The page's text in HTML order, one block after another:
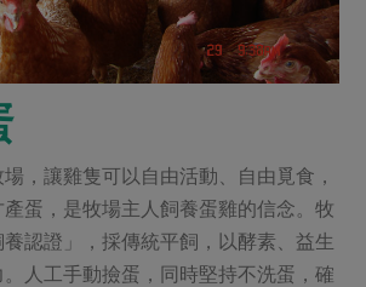
，讓雞隻可以自由活動、自由覓食，
蛋，是牧場主人飼養蛋雞的信念。牧
認證」，採傳統平飼，以酵素、益生
人工手動撿蛋，同時堅持不洗蛋，確